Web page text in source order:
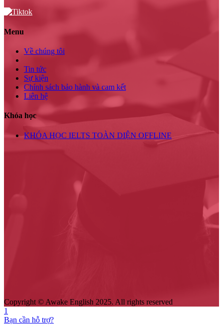
Menu
Về chúng tôi
Tin tức
Sự kiện
Chính sách bảo hành và cam kết
Liên hệ
Khóa học
KHÓA HỌC IELTS TOÀN DIỆN OFFLINE
Copyright © Awake English 2025. All rights reserved
1
Bạn cần hỗ trợ?